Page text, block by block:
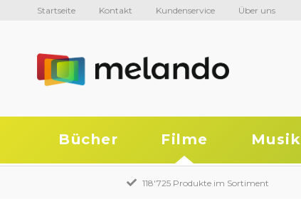
Startseite Kontakt Kundenservice Über uns
Bücher Filme Musik
118'725 Produkte im Sortiment